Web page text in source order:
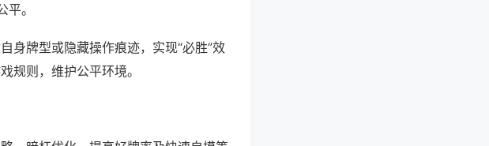
。
身牌型或隐藏操作痕迹，实现“必胜”效
规则，维护公平环境。